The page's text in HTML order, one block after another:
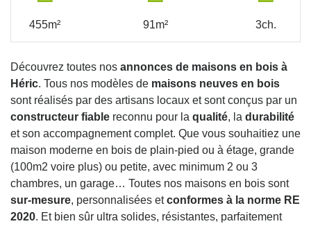
455m² 91m² 3ch.
Découvrez toutes nos annonces de maisons en bois à
Héric. Tous nos modèles de maisons neuves en bois
sont réalisés par des artisans locaux et sont conçus par un
constructeur fiable reconnu pour la qualité, la durabilité
et son accompagnement complet. Que vous souhaitiez une
maison moderne en bois de plain-pied ou à étage, grande
(100m2 voire plus) ou petite, avec minimum 2 ou 3
chambres, un garage… Toutes nos maisons en bois sont
sur-mesure, personnalisées etconformes à la norme RE
2020. Et bien sûr ultra solides, résistantes, parfaitement